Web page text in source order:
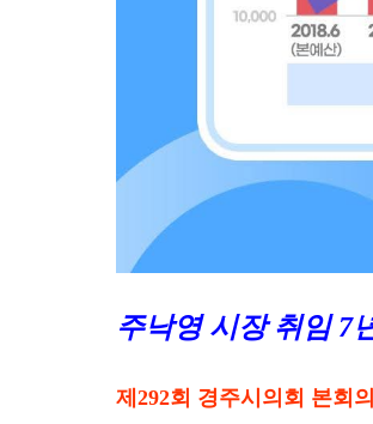
주낙영 시장 취임 7
제292회 경주시의회 본회